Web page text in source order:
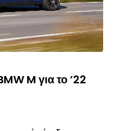
© enkinisi.gr
M για το ’22